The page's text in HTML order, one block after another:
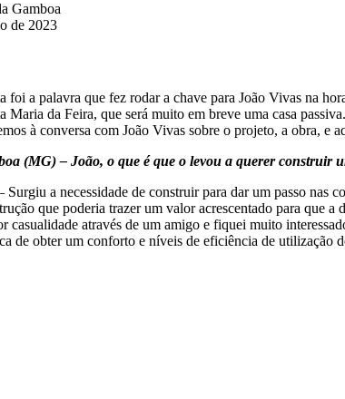
Gamboa
de 2023
foi a palavra que fez rodar a chave para João Vivas na
Maria da Feira, que será muito em breve uma casa
à conversa com João Vivas sobre o projeto, a obra, e
(MG) – João, o que é que o levou a querer construir
a necessidade de construir para dar um passo nas
que poderia trazer um valor acrescentado para que
casualidade através de um amigo e fiquei muito
de obter um conforto e níveis de eficiência de